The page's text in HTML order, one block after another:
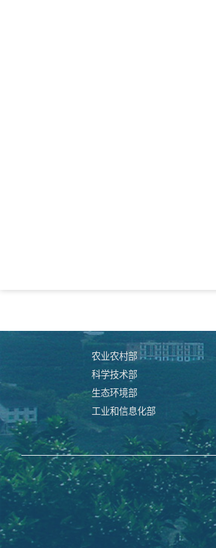
农业农村部
科学技术部
生态环境部
工业和信息化部